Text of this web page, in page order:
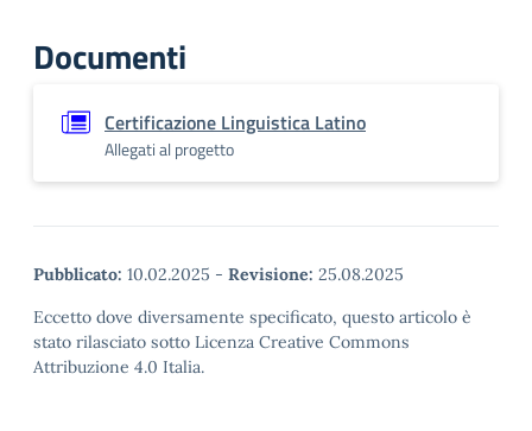
Documenti
Certificazione Linguistica Latino
Allegati al progetto
Pubblicato: 10.02.2025 - Revisione: 25.08.2025
Eccetto dove diversamente specificato, questo articolo è
stato rilasciato sotto Licenza Creative Commons
Attribuzione 4.0 Italia.